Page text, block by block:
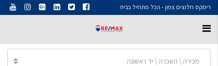
רימקס חלוצים צפון - הכל מתחיל בבית
מכירה \ השכרה \ יד ראשונה